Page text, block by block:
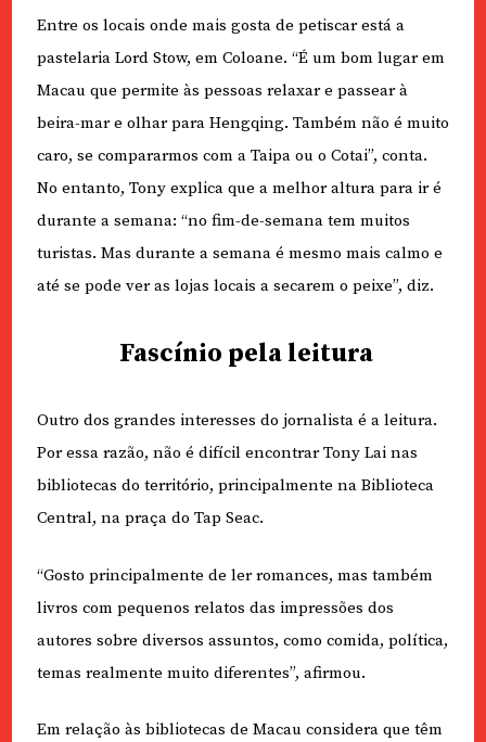
Entre os locais onde mais gosta de petiscar está a
pastelaria Lord Stow, em Coloane. “É um bom lugar em
Macau que permite às pessoas relaxar e passear à
beira-mar e olhar para Hengqing. Também não é muito
caro, se compararmos com a Taipa ou o Cotai”, conta.
No entanto, Tony explica que a melhor altura para ir é
durante a semana: “no fim-de-semana tem muitos
turistas. Mas durante a semana é mesmo mais calmo e
até se pode ver as lojas locais a secarem o peixe”, diz.
Fascínio pela leitura
Outro dos grandes interesses do jornalista é a leitura.
Por essa razão, não é difícil encontrar Tony Lai nas
bibliotecas do território, principalmente na Biblioteca
Central, na praça do Tap Seac.
“Gosto principalmente de ler romances, mas também
livros com pequenos relatos das impressões dos
autores sobre diversos assuntos, como comida, política,
temas realmente muito diferentes”, afirmou.
Em relação às bibliotecas de Macau considera que têm